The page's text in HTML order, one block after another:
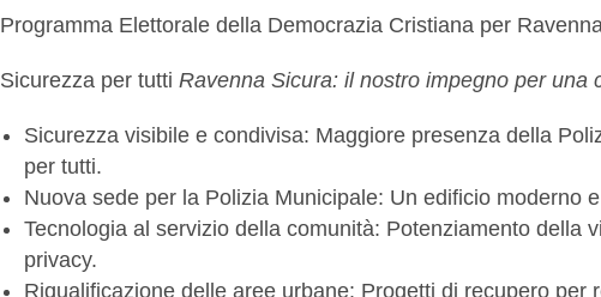
Programma Elettorale della Democrazia Cristiana per
Sicurezza per tutti Ravenna Sicura: il nostro impegno per una
Sicurezza visibile e condivisa: Maggiore presenza della
per tutti.
Nuova sede per la Polizia Municipale: Un edificio moderno
Tecnologia al servizio della comunità: Potenziamento della
privacy.
Riqualificazione delle aree urbane: Progetti di recupero